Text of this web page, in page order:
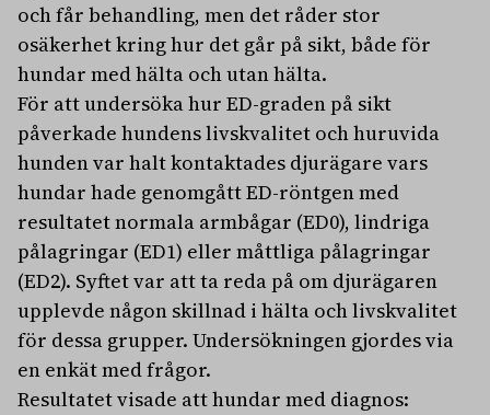
och får behandling, men det råder stor
osäkerhet kring hur det går på sikt, både för
hundar med hälta och utan hälta.
För att undersöka hur ED-graden på sikt
påverkade hundens livskvalitet och huruvida
hunden var halt kontaktades djurägare vars
hundar hade genomgått ED-röntgen med
resultatet normala armbågar (ED0), lindriga
pålagringar (ED1) eller måttliga pålagringar
(ED2). Syftet var att ta reda på om djurägaren
upplevde någon skillnad i hälta och livskvalitet
för dessa grupper. Undersökningen gjordes via
en enkät med frågor.
Resultatet visade att hundar med diagnos: